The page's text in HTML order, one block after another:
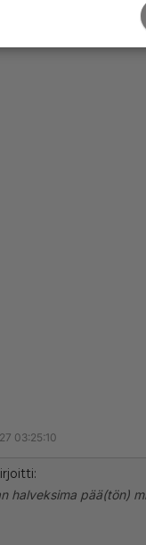
03:25:10
halveksima pää(tön)